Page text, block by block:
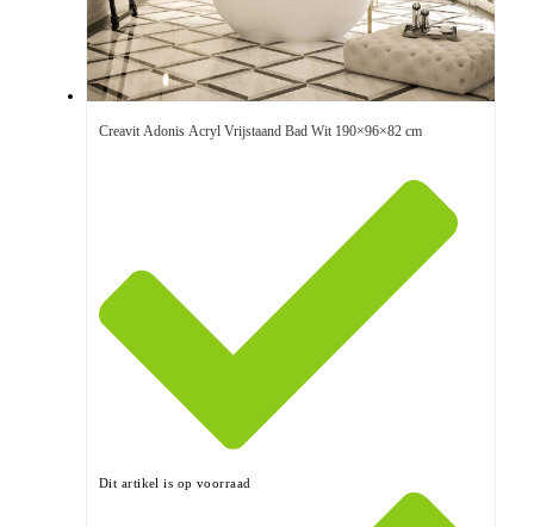
Creavit Adonis Acryl Vrijstaand Bad Wit 190×96×82 cm
Dit artikel is op voorraad